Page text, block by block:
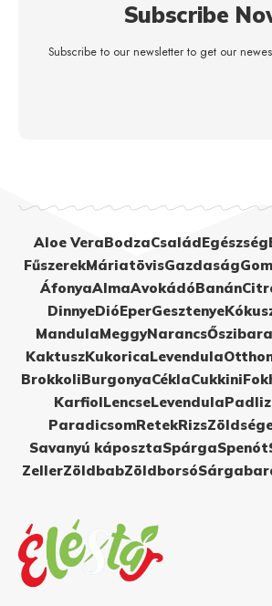
Subscribe
Subscribe to our newsletter to get our
Aloe VeraBodzaCsaládEgészség
FűszerekMáriatövisGazdaság
ÁfonyaAlmaAvokádóBanán
DinnyeDióEperGesztenye
MandulaMeggyNarancs
KaktuszKukoricaLevendula
BrokkoliBurgonyaCéklaCukkini
KarfiolLencseLevendula
ParadicsomRetekRizs
Savanyú káposztaSpárgaSpenót
ZellerZöldbabZöldborsó